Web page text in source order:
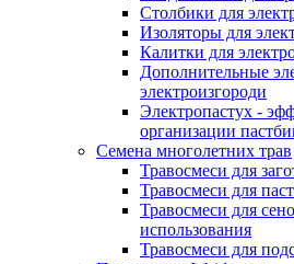
Столбики для
Изоляторы для
Калитки для
Дополнительные
электроизгороди
Электропастух -
организации
Семена многолетних трав
Травосмеси для
Травосмеси для
Травосмеси для
использования
Травосмеси для